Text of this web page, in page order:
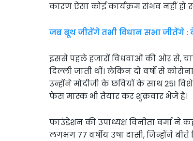
कारण ऐसा कोई कार्यक्रम संभव नहीं हो
जब बूथ जीतेंगे तभी विधान सभा जीतेंगे :
इससे पहले हजारों विधवाओं की ओर से,
दिल्ली जाती थीं। लेकिन दो वर्षों से
उन्होंने मोदीजी के छवियों के साथ 251
फेस मास्क भी तैयार कर शुक्रवार भेजे हैं।
फाउंडेशन की उपाध्यक्ष विनीता वर्मा ने
लगभग 77 वर्षीय उषा दासी, जिन्होंने